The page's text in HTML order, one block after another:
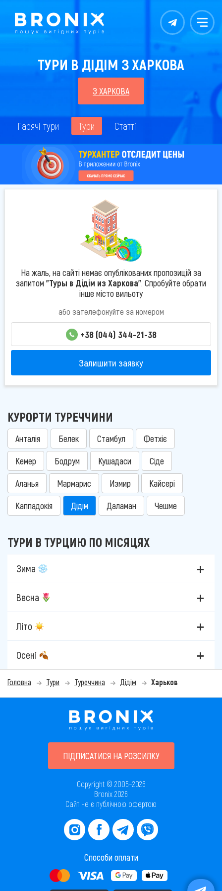
Контакты Меню
ТУРИ В ДІДІМ З ХАРКОВА
З ХАРКОВА
Гарячі тури Тури Статті
На жаль, на сайті немає опублікованих пропозицій за
запитом "Туры в Дідім из Харкова". Спробуйте обрати
інше місто вильоту
або зателефонуйте за номером
+38 (044) 344-21-38
Залишити заявку
КУРОРТИ ТУРЕЧЧИНИ
Анталія Белек Стамбул Фетхіє
Кемер Бодрум Кушадаси Сіде
Аланья Мармарис Измир Кайсері
Каппадокія Дідім Даламан Чешме
ТУРИ В ТУРЦИЮ ПО МІСЯЦЯХ
Зима
Весна
Літо
Осені
Головна Тури Туреччина Дідім Харьков
ПІДПИСАТИСЯ НА РОЗСИЛКУ
Copyright © 2005–2026
Bronix 2026
Сайт не є публічною офертою
Способи оплати